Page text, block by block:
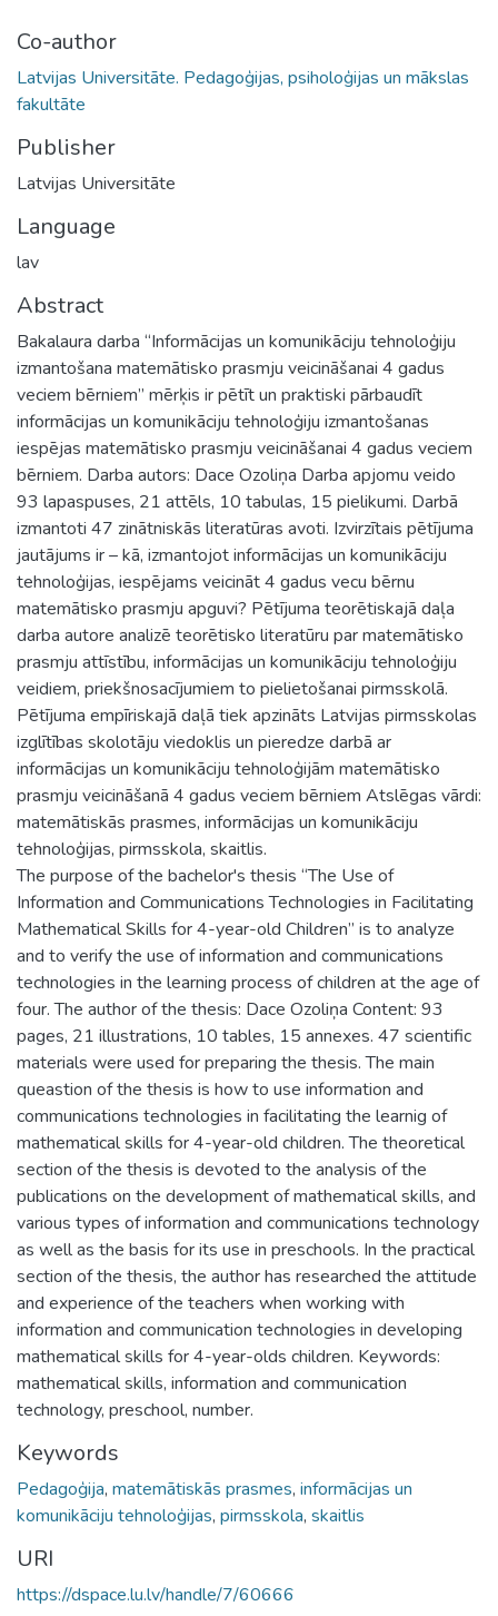
Co-author
Latvijas Universitāte. Pedagoģijas, psiholoģijas un mākslas
fakultāte
Publisher
Latvijas Universitāte
Language
lav
Abstract
Bakalaura darba “Informācijas un komunikāciju tehnoloģiju
izmantošana matemātisko prasmju veicināšanai 4 gadus
veciem bērniem” mērķis ir pētīt un praktiski pārbaudīt
informācijas un komunikāciju tehnoloģiju izmantošanas
iespējas matemātisko prasmju veicināšanai 4 gadus veciem
bērniem. Darba autors: Dace Ozoliņa Darba apjomu veido
93 lapaspuses, 21 attēls, 10 tabulas, 15 pielikumi. Darbā
izmantoti 47 zinātniskās literatūras avoti. Izvirzītais pētījuma
jautājums ir – kā, izmantojot informācijas un komunikāciju
tehnoloģijas, iespējams veicināt 4 gadus vecu bērnu
matemātisko prasmju apguvi? Pētījuma teorētiskajā daļa
darba autore analizē teorētisko literatūru par matemātisko
prasmju attīstību, informācijas un komunikāciju tehnoloģiju
veidiem, priekšnosacījumiem to pielietošanai pirmsskolā.
Pētījuma empīriskajā daļā tiek apzināts Latvijas pirmsskolas
izglītības skolotāju viedoklis un pieredze darbā ar
informācijas un komunikāciju tehnoloģijām matemātisko
prasmju veicināšanā 4 gadus veciem bērniem Atslēgas vārdi:
matemātiskās prasmes, informācijas un komunikāciju
tehnoloģijas, pirmsskola, skaitlis.
The purpose of the bachelor's thesis “The Use of
Information and Communications Technologies in Facilitating
Mathematical Skills for 4-year-old Children” is to analyze
and to verify the use of information and communications
technologies in the learning process of children at the age of
four. The author of the thesis: Dace Ozoliņa Content: 93
pages, 21 illustrations, 10 tables, 15 annexes. 47 scientific
materials were used for preparing the thesis. The main
queastion of the thesis is how to use information and
communications technologies in facilitating the learnig of
mathematical skills for 4-year-old children. The theoretical
section of the thesis is devoted to the analysis of the
publications on the development of mathematical skills, and
various types of information and communications technology
as well as the basis for its use in preschools. In the practical
section of the thesis, the author has researched the attitude
and experience of the teachers when working with
information and communication technologies in developing
mathematical skills for 4-year-olds children. Keywords:
mathematical skills, information and communication
technology, preschool, number.
Keywords
Pedagoģija, matemātiskās prasmes, informācijas un
komunikāciju tehnoloģijas, pirmsskola, skaitlis
URI
https://dspace.lu.lv/handle/7/60666